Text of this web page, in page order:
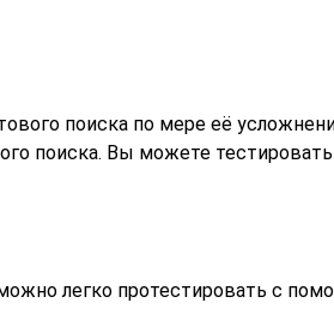
поиска по мере её
поиска. Вы можете
легко протестировать с